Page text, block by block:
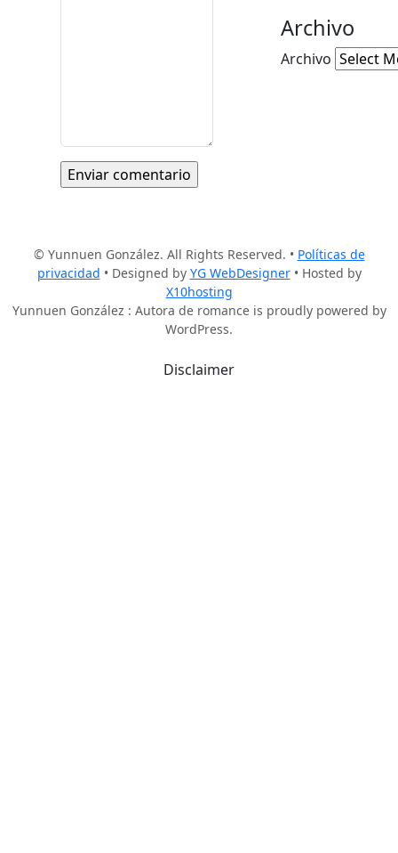
Archivo
Archivo
© Yunnuen González. All Rights Reserved. • Políticas de
privacidad • Designed by YG WebDesigner• Hosted by
X10hosting
Yunnuen González : Autora de romance is proudly powered by
WordPress.
Disclaimer